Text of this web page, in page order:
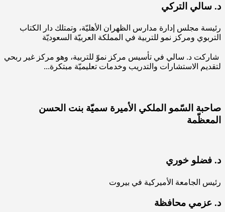
د. سالي التركي
رئيسة مجلس إدارة مدارس الظهران الأهليّة، وتمتلك دار الكتاب
التربوي ومركز نمو للتربية في المملكة العربيّة السعوديّة
شاركت د. سالي في تأسيس مركز نموّ للتربية، وهو مركز غير ربحي
لتقديم الاستشارات والتدريب وخدمات تعليميّة مبتكرة...
صاحبة السّمو الملكي الأميرة سميّة بنت الحسن
المعظّمة
د. فضلو خوري
رئيس الجامعة الأميركية في بيروت
د. عزمي محافظة